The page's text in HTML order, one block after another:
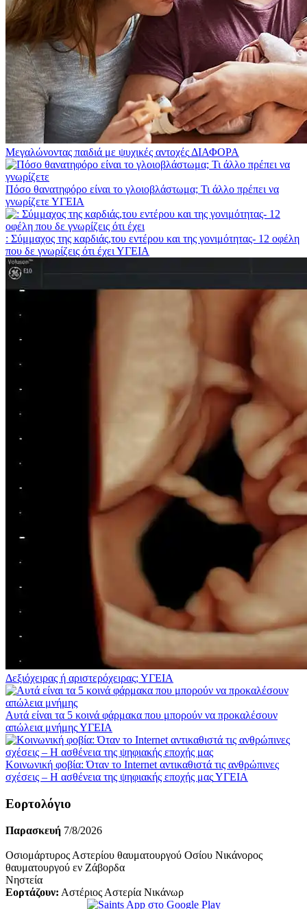
Μεγαλώνοντας παιδιά με ψυχικές αντοχές ΔΙΑΦΟΡΑ
Πόσο θανατηφόρο είναι το γλοιοβλάστωμα; Τι άλλο πρέπει να
γνωρίζετε ΥΓΕΙΑ
: Σύμμαχος της καρδιάς,του εντέρου και της γονιμότητας- 12 οφέλη
που δε γνωρίζεις ότι έχει ΥΓΕΙΑ
Δεξιόχειρας ή αριστερόχειρας; ΥΓΕΙΑ
Αυτά είναι τα 5 κοινά φάρμακα που μπορούν να προκαλέσουν
απώλεια μνήμηςΥΓΕΙΑ
Κοινωνική φοβία: Όταν το Internet αντικαθιστά τις ανθρώπινες
σχέσεις – Η ασθένεια της ψηφιακής εποχής μαςΥΓΕΙΑ
Εορτολόγιο
Παρασκευή 7/8/2026
Οσιομάρτυρος Αστερίου θαυματουργού Οσίου Νικάνορος
θαυματουργού εν Ζάβορδα
Νηστεία
Εορτάζουν: Αστέριος Αστερία Νικάνωρ